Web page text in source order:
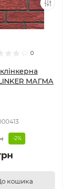
0
МАГМА
-2%
кошика